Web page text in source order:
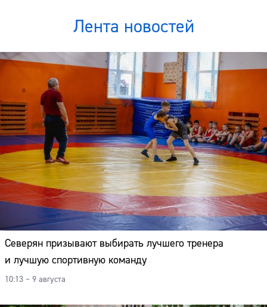
Лента новостей
Северян призывают выбирать лучшего тренера
и лучшую спортивную команду
10:13 – 9 августа